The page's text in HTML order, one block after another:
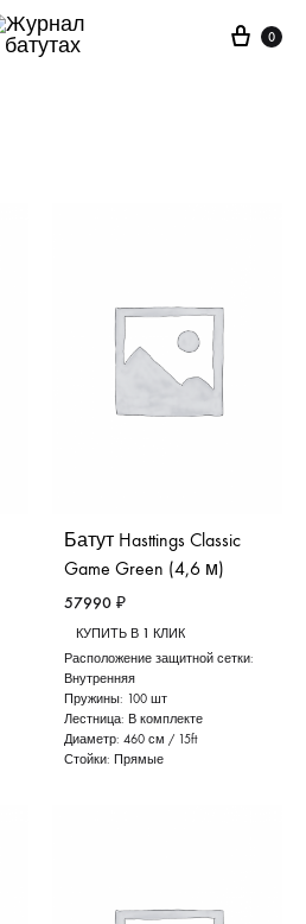
0
Батут Hasttings Classic
Game Green (4,6 м)
57990 ₽
КУПИТЬ В 1 КЛИК
Расположение защитной сетки:
Внутренняя
Пружины: 100 шт
Лестница: В комплекте
Диаметр: 460 см / 15ft
Стойки: Прямые